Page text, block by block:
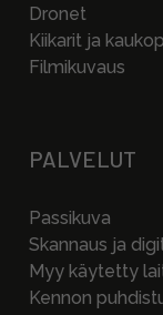
Dronet
Kiikarit ja
Filmikuvaus
PALVELUT
Passikuva
Skannaus ja
Myy käytetty
Kennon